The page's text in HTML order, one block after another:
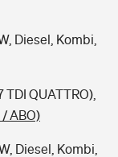
Diesel, Kombi,
QUATTRO),
ABO)
Diesel, Kombi,